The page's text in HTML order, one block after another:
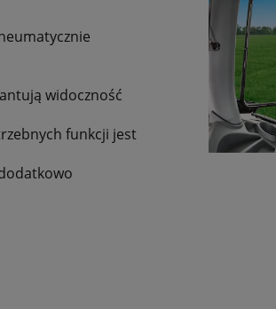
widoczność
funkcji jest